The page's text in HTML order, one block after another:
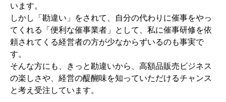
います。
しかし「勘違い」をされて、自分の代わりに催事をやっ
てくれる「便利な催事業者」として、私に催事研修を依
頼されてくる経営者の方が少なからずいるのも事実で
す。
そんな方にも、きっと勘違いから、高額品販売ビジネス
の楽しさや、経営の醍醐味を知っていただけるチャンス
と考え受注しています。